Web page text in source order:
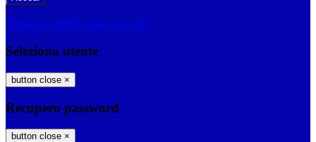
-
Entra con SPID Entra con CIE
Seleziona utente
button close ×
Recupero password
button close ×